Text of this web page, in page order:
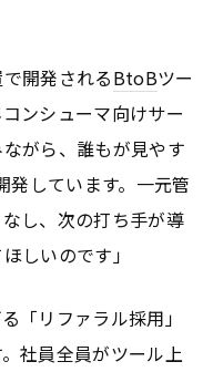
開発されるBtoBツー
ンシューマ向けサー
がら、誰もが見やす
発しています。一元管
し、次の打ち手が導
しいのです」
「リファラル採用」
社員全員がツール上